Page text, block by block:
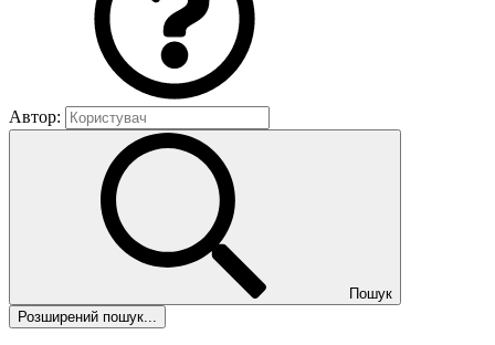
Автор:
Пошук
Розширений пошук...